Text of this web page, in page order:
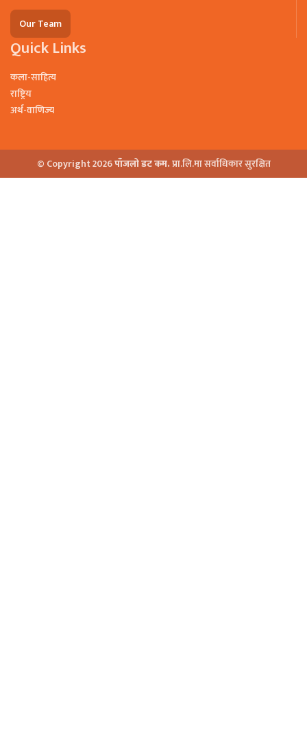
Our Team
Quick Links
कला-साहित्य
राष्ट्रिय
अर्थ-वाणिज्य
© Copyright 2026पाँजलो डट कम.प्रा.लि.मा सर्वाधिकार सुरक्षित